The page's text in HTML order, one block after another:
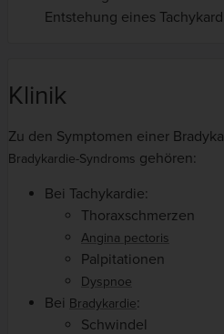
Entstehung eines
Klinik
Zu den Symptomen einer
Bradykardie-Syndroms gehören:
Bei Tachykardie:
Thoraxschmerzen
Angina pectoris
Palpitationen
Dyspnoe
Bei Bradykardie:
Schwindel